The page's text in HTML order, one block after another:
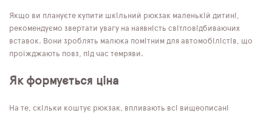
Якщо ви плануєте купити шкільний рюкзак маленькій дитині,
рекомендуємо звертати увагу на наявність світловідбиваючих
вставок. Вони зроблять малюка помітним для автомобілістів, що
проїжджають повз, під час темряви.
Як формується ціна
На те, скільки коштує рюкзак, впливають всі вищеописані